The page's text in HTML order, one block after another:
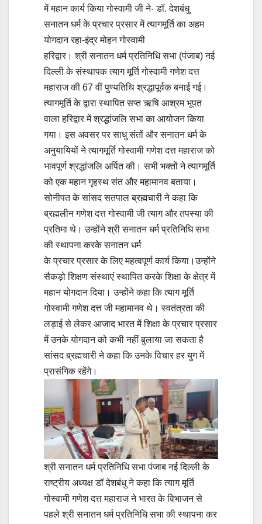
में महान कार्य किया गोस्वामी जी ने- डॉ. देशबंधु
सनातन धर्म के प्रचार प्रसार में त्यागमूर्ति का अहम
योगदान रहा-इंद्र मोहन गोस्वामी
हरिद्वार। श्री सनातन धर्म प्रतिनिधि सभा (पंजाब) नई
दिल्ली के संस्थापक त्याग मूर्ति गोस्वामी गणेश दत्त
महाराज की 67 वीं पुण्यतिथि श्रद्धापूर्वक बनाई गई।
त्यागमूर्ति के द्वारा स्थापित सप्त ऋषि आश्रम भूपत
वाला हरिद्वार में श्रद्धांजलि सभा का आयोजन किया
गया। इस अवसर पर साधु संतों और सनातन धर्म के
अनुयायियों ने त्यागमूर्ति गोस्वामी गणेश दत्त महाराज को
भावपूर्ण श्रद्धांजलि अर्पित की। सभी भक्तों ने त्यागमूर्ति
को एक महान गृहस्थ संत और महामानव बताया।
सोनीपत के सांसद सतपाल ब्रह्मचारी ने कहा कि
ब्रह्मलीन गणेश दत्त गोस्वामी जी त्याग और तपस्या की
प्रतिमा थे। उन्होंने श्री सनातन धर्म प्रतिनिधि सभा
की स्थापना करके सनातन धर्म
के प्रचार प्रसार के लिए महत्वपूर्ण कार्य किया।उन्होंने
सैकड़ो शिक्षण संस्थाएं स्थापित करके शिक्षा के क्षेत्र में
महान योगदान दिया। उन्होंने कहा कि त्याग मूर्ति
गोस्वामी गणेश दत्त जी महामानव थे। स्वतंत्रता की
लड़ाई से लेकर आजाद भारत में शिक्षा के प्रचार प्रसार
में उनके योगदान को कभी नहीं बुलाया जा सकता है
सांसद ब्रह्मचारी ने कहा कि उनके विचार हर युग में
प्रासंगिक रहेंगे।
श्री सनातन धर्म प्रतिनिधि सभा पंजाब नई दिल्ली के
राष्ट्रीय अध्यक्ष डॉ देशबंधु ने कहा कि त्याग मूर्ति
गोस्वामी गणेश दत्त महाराज ने भारत के विभाजन से
पहले श्री सनातन धर्म प्रतिनिधि सभा की स्थापना कर